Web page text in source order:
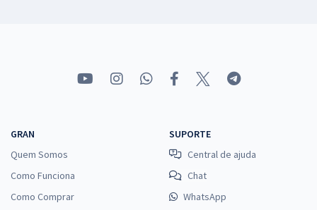
GRAN
Quem Somos
Como Funciona
Como Comprar
SUPORTE
Central de ajuda
Chat
WhatsApp